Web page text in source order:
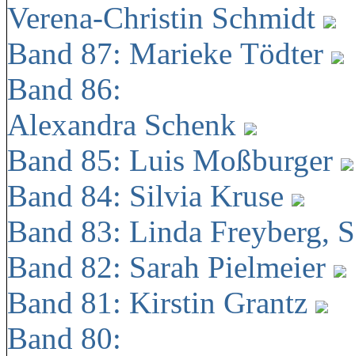
Verena-Christin Schmidt
Band 87: Marieke Tödter
Band 86:
Alexandra Schenk
Band 85: Luis Moßburger
Band 84: Silvia Kruse
Band 83: Linda Freyberg,
Band 82: Sarah Pielmeier
Band 81: Kirstin Grantz
Band 80: